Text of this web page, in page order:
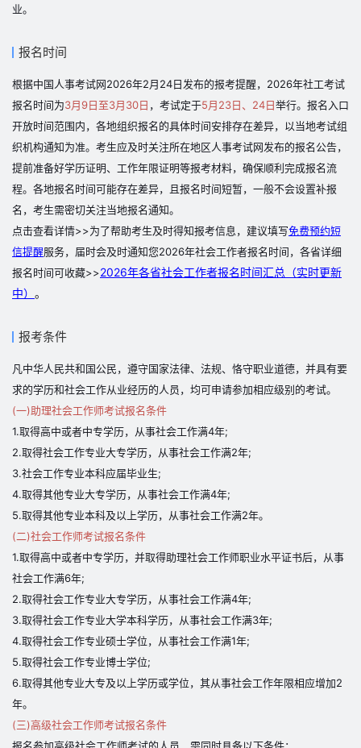
业。
报名时间
根据中国人事考试网2026年2月24日发布的报考提醒，2026年社工考试
报名时间为3月9日至3月30日 ，考试定于5月23日、24日举行。报名入口
开放时间范围内，各地组织报名的具体时间安排存在差异，以当地考试组
织机构通知为准。考生应及时关注所在地区人事考试网发布的报名公告，
提前准备好学历证明、工作年限证明等报考材料，确保顺利完成报名流
程。各地报名时间可能存在差异，且报名时间短暂，一般不会设置补报
名，考生需密切关注当地报名通知。
点击查看详情>>为了帮助考生及时得知报考信息，建议填写免费预约短
信提醒服务，届时会及时通知您2026年社会工作者报名时间，各省详细
报名时间可收藏>>2026年各省社会工作者报名时间汇总（实时更新
中） 。
报考条件
凡中华人民共和国公民，遵守国家法律、法规、恪守职业道德，并具有要
求的学历和社会工作从业经历的人员，均可申请参加相应级别的考试。
(一)助理社会工作师考试报名条件
1.取得高中或者中专学历，从事社会工作满4年;
2.取得社会工作专业大专学历，从事社会工作满2年;
3.社会工作专业本科应届毕业生;
4.取得其他专业大专学历，从事社会工作满4年;
5.取得其他专业本科及以上学历，从事社会工作满2年。
(二)社会工作师考试报名条件
1.取得高中或者中专学历，并取得助理社会工作师职业水平证书后，从事
社会工作满6年;
2.取得社会工作专业大专学历，从事社会工作满4年;
3.取得社会工作专业大学本科学历，从事社会工作满3年;
4.取得社会工作专业硕士学位，从事社会工作满1年;
5.取得社会工作专业博士学位;
6.取得其他专业大专及以上学历或学位，其从事社会工作年限相应增加2
年。
(三)高级社会工作师考试报名条件